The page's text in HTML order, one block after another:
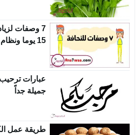
7 وصفات
15 يوما ونظام غذائي
عبارات
جميلة جداً
طريقة عمل